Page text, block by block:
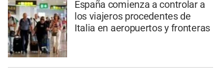
España comienza a controlar a
los viajeros procedentes de
Italia en aeropuertos y fronteras